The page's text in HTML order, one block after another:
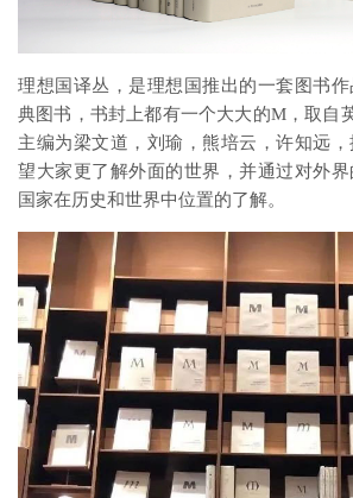
理想国译丛，是理想国推出的一套图书
典图书，书封上都有一个大大的M，取自
主编为梁文道，刘瑜，熊培云，许知远
望大家更了解外面的世界，并通过对外
国家在历史和世界中位置的了解。